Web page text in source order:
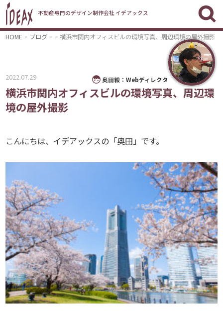
不動産専門のデザイン制作会社 イデアックス
HOME ブログ 横浜市関内オフィスビルの環境写真、周辺環境の屋外撮影
奥田毅：Webディレクタ
2022.07.29
横浜市関内オフィスビルの環境写真、周辺環
境の屋外撮影
こんにちは、イデアックスの「奥田」です。